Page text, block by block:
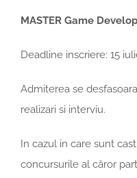
MASTER Game
Deadline inscriere: 15
Admiterea se
realizari si interviu.
In cazul in care sunt
concursurile al căror